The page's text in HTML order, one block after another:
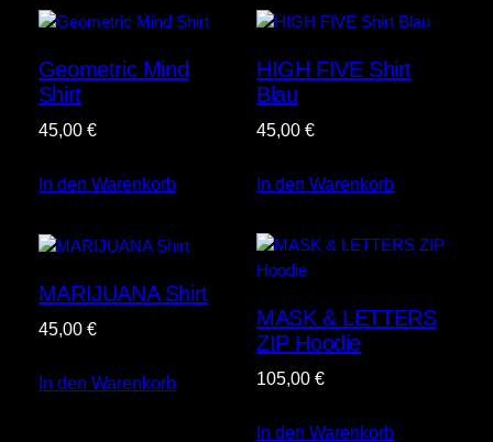
Geometric Mind
Shirt
45,00 €
In den Warenkorb
HIGH FIVE Shirt
Blau
45,00€
In den Warenkorb
MARIJUANA Shirt
45,00 €
In den Warenkorb
MASK & LETTERS
ZIP Hoodie
105,00€
In den Warenkorb